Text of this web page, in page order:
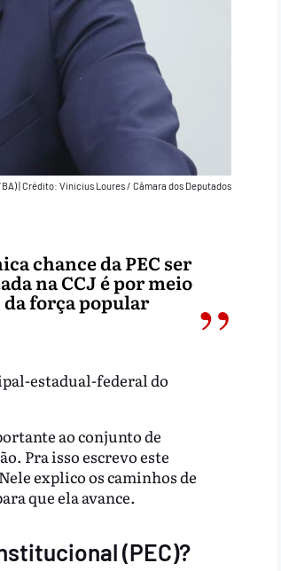
BA)|Crédito: Vinicius Loures / Câmara dos Deputados
chance da PEC ser
na CCJ é por meio
da força popular
estadual-federal do
ao conjunto de
Pra isso escrevo este
explico os caminhos de
que ela avance.
(PEC)?